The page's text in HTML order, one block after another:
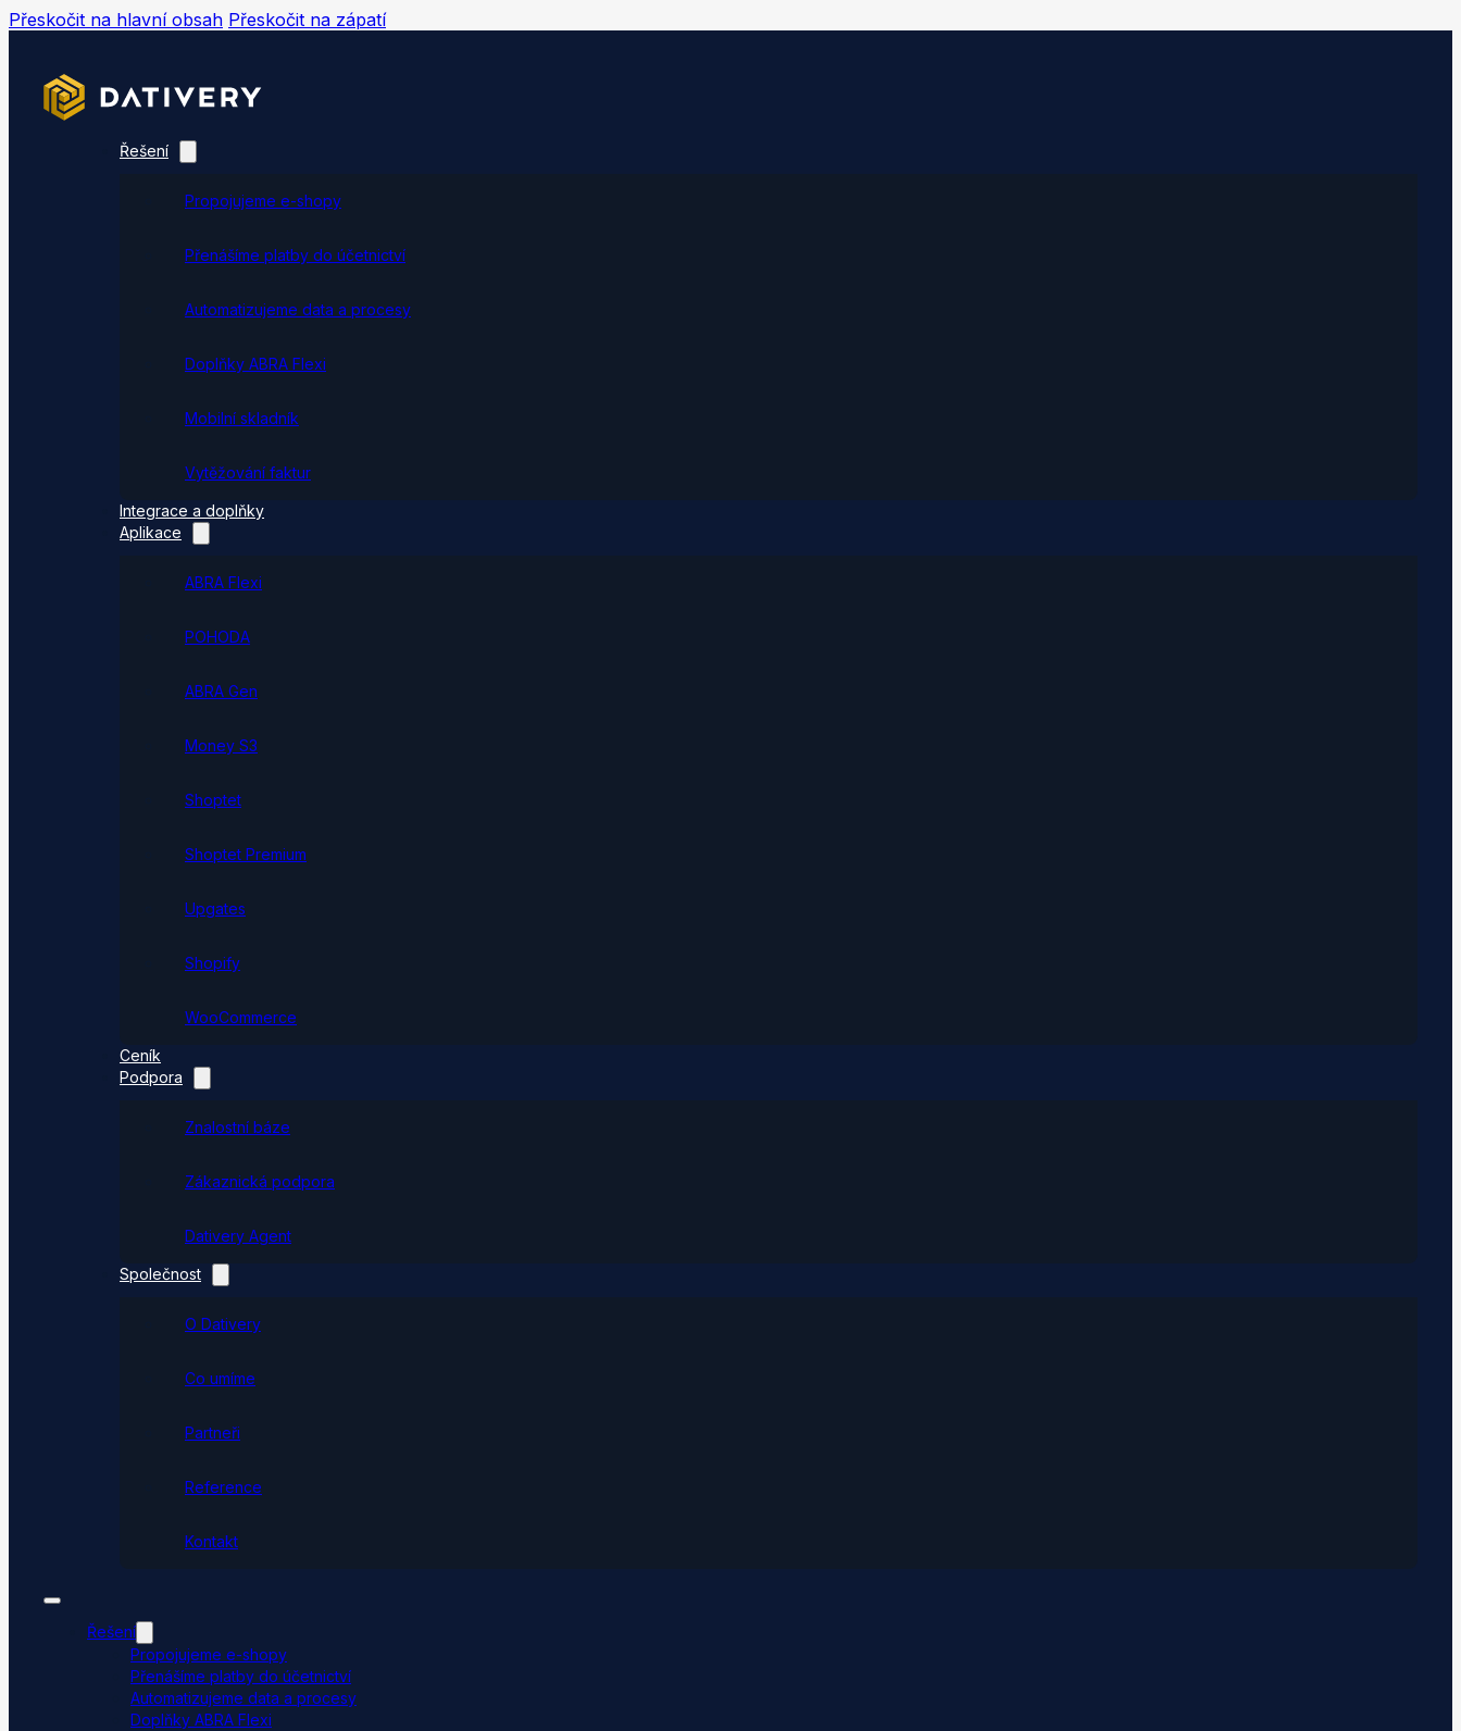
Přeskočit na hlavní obsah Přeskočit na zápatí
Řešení
Propojujeme e-shopy
Přenášíme platby do účetnictví
Automatizujeme data a procesy
Doplňky ABRA Flexi
Mobilní skladník
Vytěžování faktur
Integrace a doplňky
Aplikace
ABRA Flexi
POHODA
ABRA Gen
Money S3
Shoptet
Shoptet Premium
Upgates
Shopify
WooCommerce
Ceník
Podpora
Znalostní báze
Zákaznická podpora
Dativery Agent
Společnost
O Dativery
Co umíme
Partneři
Reference
Kontakt
Řešení
Propojujeme e-shopy
Přenášíme platby do účetnictví
Automatizujeme data a procesy
Doplňky ABRA Flexi